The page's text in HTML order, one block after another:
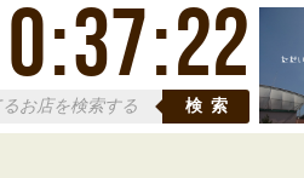
:37:23
検索